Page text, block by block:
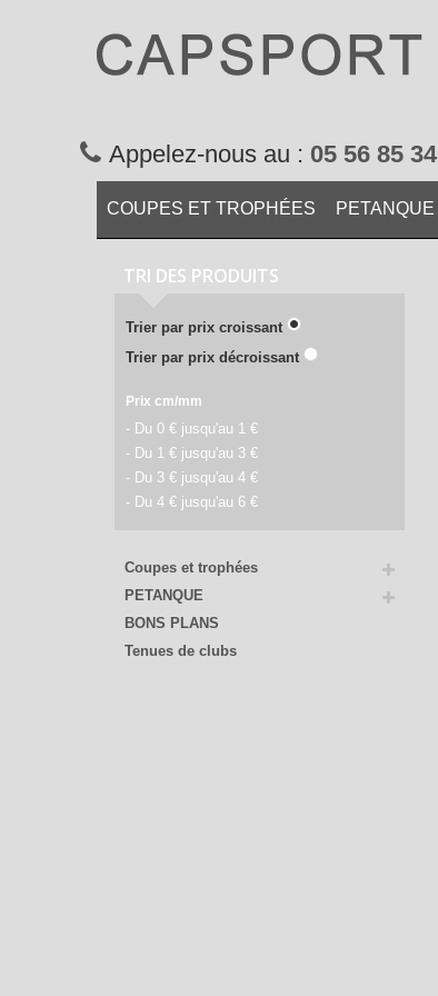
Appelez-nous au : 05 56 85
COUPES ET TROPHÉES PETANQUE
TRI DES PRODUITS
Trier par prix croissant
Trier par prix décroissant
Prix cm/mm
- Du 0 € jusqu'au 1 €
- Du 1 € jusqu'au 3 €
- Du 3 € jusqu'au 4 €
- Du 4 € jusqu'au 6 €
Coupes et trophées
PETANQUE
BONS PLANS
Tenues de clubs